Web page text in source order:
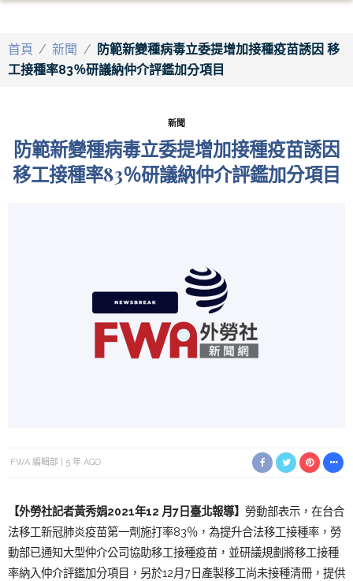
首頁 / 新聞 / 防範新變種病毒立委提增加接種疫苗誘因 移
工接種率83％研議納仲介評鑑加分項目
新聞
防範新變種病毒立委提增加接種疫苗誘因
移工接種率83％研議納仲介評鑑加分項目
FWA 編輯部 5 年 AGO
【外勞社記者黃秀娟2021年12 月7日臺北報導】 勞動部表示，在台合
法移工新冠肺炎疫苗第一劑施打率83％，為提升合法移工接種率，勞
動部已通知大型仲介公司協助移工接種疫苗，並研議規劃將移工接種
率納入仲介評鑑加分項目，另於12月7日產製移工尚未接種清冊，提供